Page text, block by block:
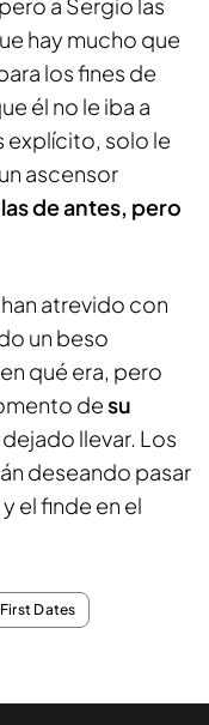
hay mucho que
los fines de
él no le iba a
explícito, solo le
ascensor
de antes, pero
atrevido con
un beso
qué era, pero
desu
llevar. Los
deseando pasar
el finde en el
Dates